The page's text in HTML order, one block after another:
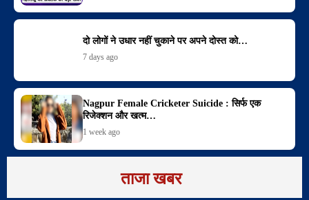
दो लोगों ने उधार नहीं चुकाने पर अपने दोस्त को…
7 days ago
Nagpur Female Cricketer Suicide : सिर्फ एक
रिजेक्शन और खत्म…
1 week ago
ताजा खबर